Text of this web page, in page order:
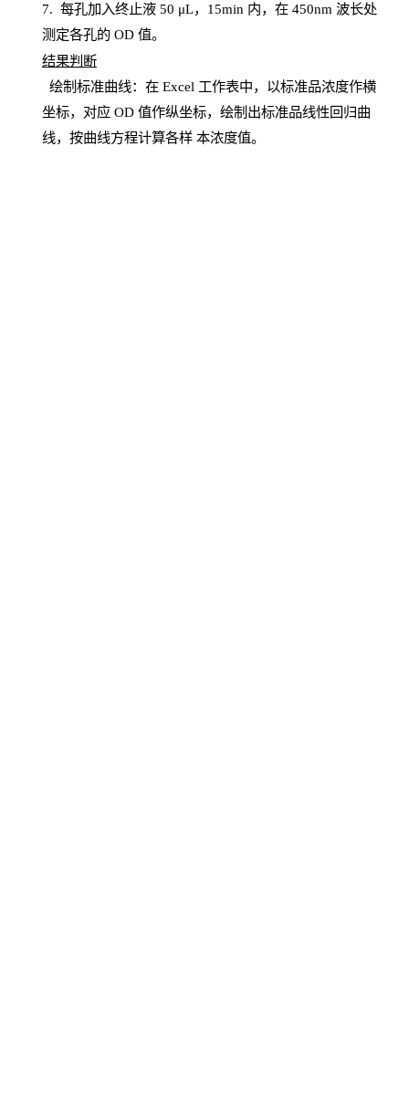
7. 每孔加入终止液 50 μL， 15min 内，在450nm 波长处
测定各孔的 OD 值。
结果判断
绘制标准曲线：在 Excel 工作表中，以标准品浓度作横
坐标，对应OD 值作纵坐标，绘制出标准品线性回归曲
线，按曲线方程计算各样 本浓度值。